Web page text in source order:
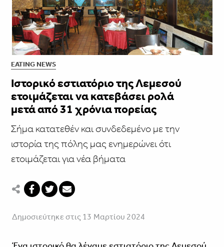
EATING NEWS
Ιστορικό εστιατόριο της Λεμεσού
ετοιμάζεται να κατεβάσει ρολά
μετά από 31 χρόνια πορείας
Σήμα κατατεθέν και συνδεδεμένο με την
ιστορία της πόλης μας ενημερώνει ότι
ετοιμάζεται για νέα βήματα
Δημοσιεύτηκε στις 13 Μαρτίου 2024